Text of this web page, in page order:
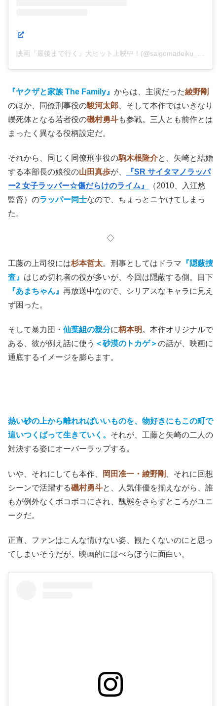
映画『最後まで行く』大ヒット上映中！(@saigomadeiku_mv)がシェアした投稿
『ヤクザと家族 The Family』 からは、主演だった綾野剛
のほか、同僚刑事役の駿河太郎 、そして本作ではいきなり
轢死体となる若者役の磯村勇斗も参戦。三人とも前作とは
まったく異なる役柄設定だ。
それから、同じく同僚刑事役の駒木根隆介と、矢崎と結婚
する本部長の娘役の山田真歩が、
『SR サイタマノラッパ
ー2 女子ラッパー☆傷だらけのライム』
（2010、入江悠
監督）のラッパー同士なので、ちょっとニヤけてしまっ
た。
◇
工藤の上司役には杉本哲太。刑事としてはドラマ 『隠蔽捜
査』 はじめ切れ者の役が多いが、今回は隠蔽する側。目下
『あまちゃん』 再放送中なので、シリアスなキャラに見え
ず困った。
そして暴力団・ 仙葉組の親分に柄本明 。本作オリジナルで
ある、彼が例え話に使う ＜砂漠のトカゲ＞の話が、映画に
通底するイメージを膨らます。
熱い砂の上から離れればいいものを、物好きにもこの町で
這いつくばって生きていく。 それが、工藤と矢崎の二人の
対決する姿にオーバーラップする。
いや、それにしても本作、 岡田准一・綾野剛
、それに回想
シーンで活躍する磯村勇斗と、人気俳優を揃えながら、誰
もが例外なくボコボコにされ、醜態をさらすところがユニ
ークだ。
正直、ファンはこんな情けない姿、観たくないのにと思っ
てしまいそうだが、映画的にはべらぼうに面白い。